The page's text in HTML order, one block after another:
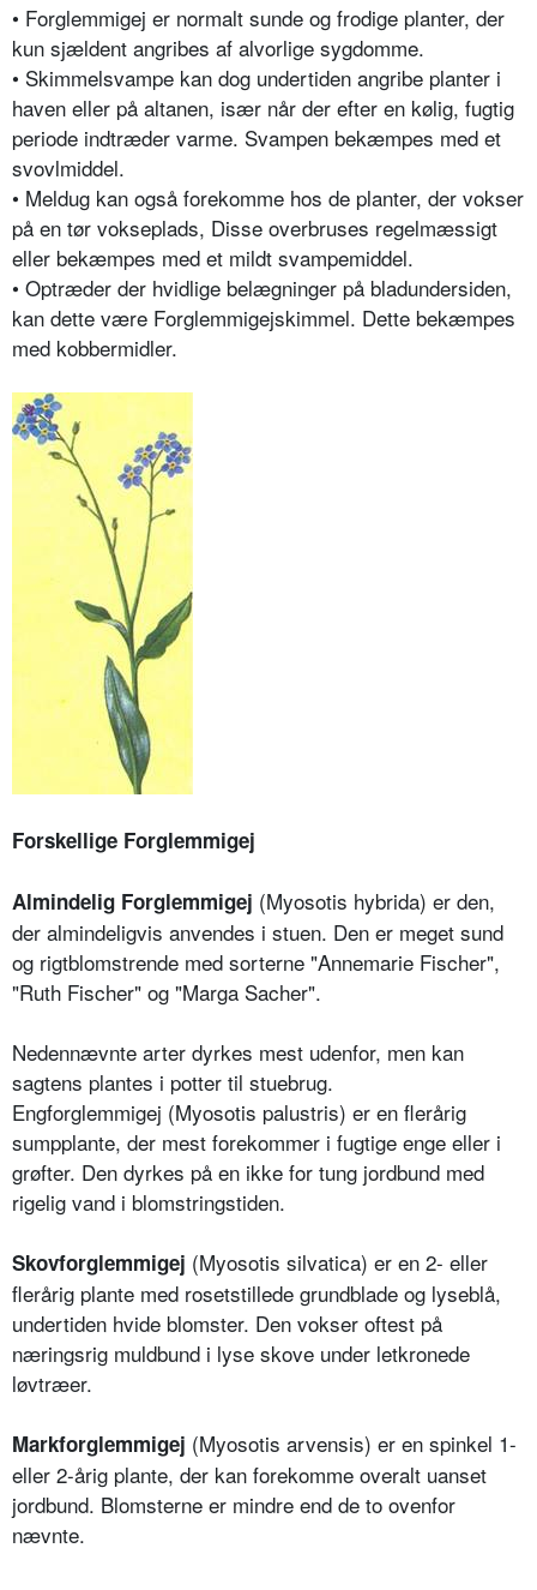
• Forglemmigej er normalt sunde og frodige planter, der
kun sjældent angribes af alvorlige sygdomme.
• Skimmelsvampe kan dog undertiden angribe planter i
haven eller på altanen, især når der efter en kølig, fugtig
periode indtræder varme. Svampen bekæmpes med et
svovlmiddel.
• Meldug kan også forekomme hos de planter, der vokser
på en tør vokseplads, Disse overbruses regelmæssigt
eller bekæmpes med et mildt svampemiddel.
• Optræder der hvidlige belægninger på bladundersiden,
kan dette være Forglemmigejskimmel. Dette bekæmpes
med kobbermidler.
Forskellige Forglemmigej
Almindelig Forglemmigej (Myosotis hybrida) er den,
der almindeligvis anvendes i stuen. Den er meget sund
og rigtblomstrende med sorterne "Annemarie Fischer",
"Ruth Fischer" og "Marga Sacher".
Nedennævnte arter dyrkes mest udenfor, men kan
sagtens plantes i potter til stuebrug.
Engforglemmigej (Myosotis palustris) er en flerårig
sumpplante, der mest forekommer i fugtige enge eller i
grøfter. Den dyrkes på en ikke for tung jordbund med
rigelig vand i blomstringstiden.
Skovforglemmigej (Myosotis silvatica) er en 2- eller
flerårig plante med rosetstillede grundblade og lyseblå,
undertiden hvide blomster. Den vokser oftest på
næringsrig muldbund i lyse skove under letkronede
løvtræer.
Markforglemmigej (Myosotis arvensis) er en spinkel 1-
eller 2-årig plante, der kan forekomme overalt uanset
jordbund. Blomsterne er mindre end de to ovenfor
nævnte.